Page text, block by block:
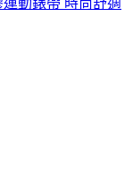
運動錶帶 時尚舒適